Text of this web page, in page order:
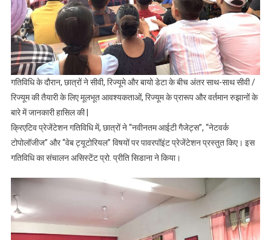
गतिविधि के दौरान, छात्रों ने सीवी, रिज्यूमे और बायो डेटा के बीच अंतर साथ-साथ सीवी /
रिज्यूम की तैयारी के लिए मूलभूत आवश्यकताओं, रिज्यूम के प्रारूप और वर्तमान रुझानों के
बारे में जानकारी हासिल की |
क्रिएटिव प्रेजेंटेशन गतिविधि में, छात्रों ने “नवीनतम आईटी गैजेट्स”, “नेटवर्क
टोपोलॉजीज” और “वेब ट्यूटोरियल” विषयों पर पावरपॉइंट प्रेजेंटेशन प्रस्तुत किए। इस
गतिविधि का संचालन असिस्टेंट प्रो. प्रीति सिडाना ने किया।